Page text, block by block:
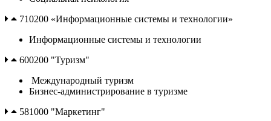
710200 «Информационные системы и технологии»
Информационные системы и технологии
600200 "Туризм"
Международный туризм
Бизнес-администрирование в туризме
581000 "Маркетинг"